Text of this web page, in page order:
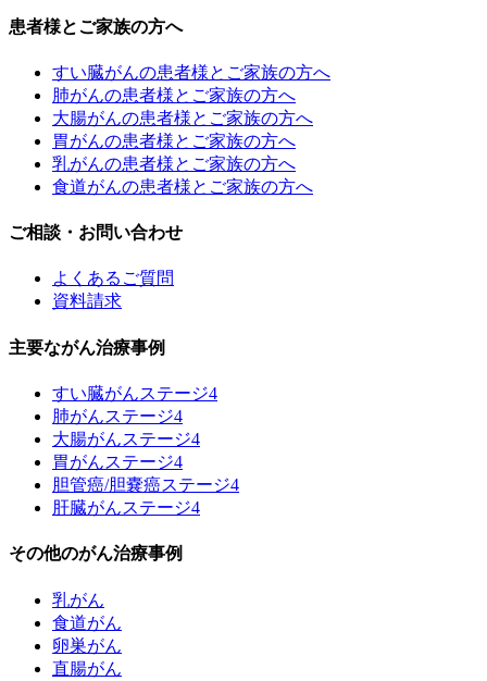
患者様とご家族の方へ
すい臓がんの患者様とご家族の方へ
肺がんの患者様とご家族の方へ
大腸がんの患者様とご家族の方へ
胃がんの患者様とご家族の方へ
乳がんの患者様とご家族の方へ
食道がんの患者様とご家族の方へ
ご相談・お問い合わせ
よくあるご質問
資料請求
主要ながん治療事例
すい臓がんステージ4
肺がんステージ4
大腸がんステージ4
胃がんステージ4
胆管癌/胆嚢癌ステージ4
肝臓がんステージ4
その他のがん治療事例
乳がん
食道がん
卵巣がん
直腸がん